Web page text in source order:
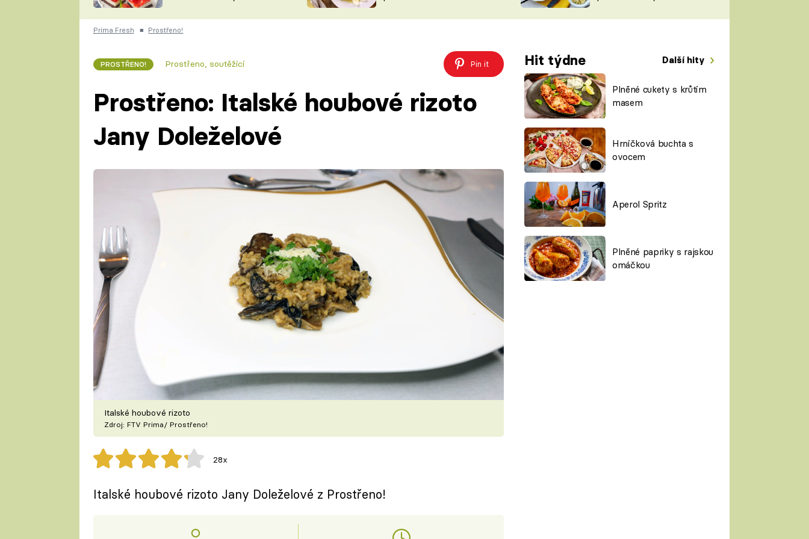
ČESKO NA TALÍŘI
KUCHAŘKA
VYCHYTÁVKY
ŠÉFREDAKTORKY
ČASOPIS
Prima Fresh ■ Prostřeno!
PROSTŘENO! Prostřeno, soutěžící Pin it Hit týdne Další hity
Plněné cukety s krůtím
masem
Hrníčková buchta s
ovocem
Aperol Spritz
Plněné papriky s rajskou
omáčkou
Prostřeno: Italské houbové rizoto
Jany Doleželové
Italské houbové rizoto
Zdroj: FTV Prima/ Prostřeno!
28x
Italské houbové rizoto Jany Doleželové z Prostřeno!